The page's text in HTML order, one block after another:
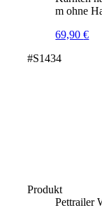
m ohne
69,90€
#S1434
Produkt
Pettrailer